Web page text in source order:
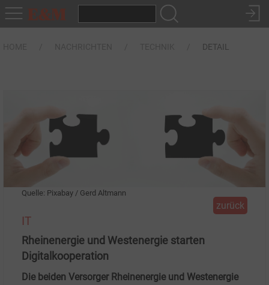
DETAIL
Quelle: Pixabay / Gerd Altmann
zurück
IT
Rheinenergie und Westenergie starten
Digitalkooperation
Die beiden Versorger Rheinenergie und Westenergie